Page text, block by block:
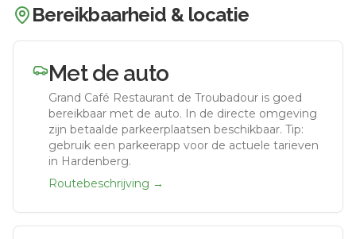
Bereikbaarheid & locatie
Met de auto
Grand Café Restaurant de Troubadour is goed
bereikbaar met de auto. In de directe omgeving
zijn betaalde parkeerplaatsen beschikbaar. Tip:
gebruik een parkeerapp voor de actuele tarieven
in Hardenberg.
Routebeschrijving →